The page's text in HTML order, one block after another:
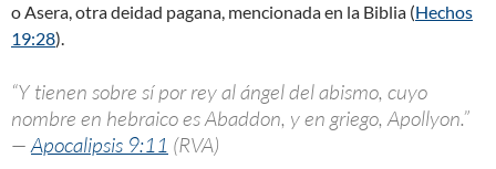
o Asera, otra deidad pagana, mencionada en la Biblia (Hechos
19:28).
“Y tienen sobre sí por rey al ángel del abismo, cuyo
nombre en hebraico es Abaddon, y en griego, Apollyon.”
—Apocalipsis 9:11 (RVA)